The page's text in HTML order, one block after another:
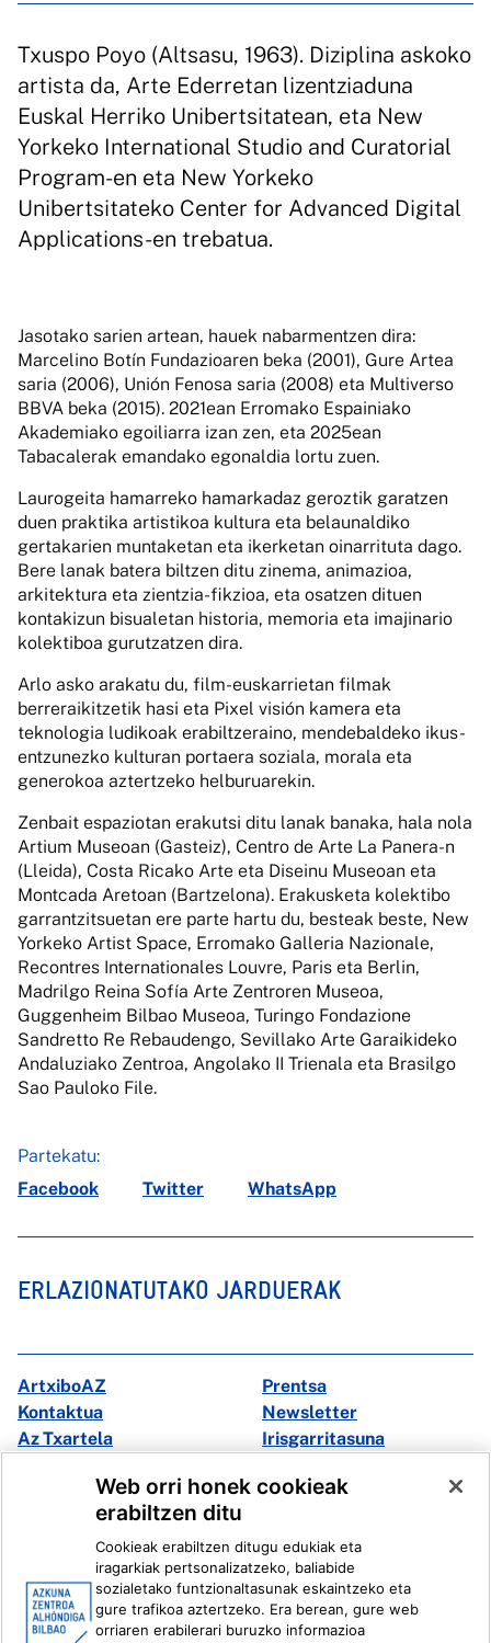
Txuspo Poyo (Altsasu, 1963). Diziplina askoko
artista da, Arte Ederretan lizentziaduna
Euskal Herriko Unibertsitatean, eta New
Yorkeko International Studio and Curatorial
Program-en eta New Yorkeko
Unibertsitateko Center for Advanced Digital
Applications-en trebatua.
Jasotako sarien artean, hauek nabarmentzen dira:
Marcelino Botín Fundazioaren beka (2001), Gure Artea
saria (2006), Unión Fenosa saria (2008) eta Multiverso
BBVA beka (2015). 2021ean Erromako Espainiako
Akademiako egoiliarra izan zen, eta 2025ean
Tabacalerak emandako egonaldia lortu zuen.
Laurogeita hamarreko hamarkadaz geroztik garatzen
duen praktika artistikoa kultura eta belaunaldiko
gertakarien muntaketan eta ikerketan oinarrituta dago.
Bere lanak batera biltzen ditu zinema, animazioa,
arkitektura eta zientzia-fikzioa, eta osatzen dituen
kontakizun bisualetan historia, memoria eta imajinario
kolektiboa gurutzatzen dira.
Arlo asko arakatu du, film-euskarrietan filmak
berreraikitzetik hasi eta Pixel visión kamera eta
teknologia ludikoak erabiltzeraino, mendebaldeko ikus-
entzunezko kulturan portaera soziala, morala eta
generokoa aztertzeko helburuarekin.
Zenbait espaziotan erakutsi ditu lanak banaka, hala nola
Artium Museoan (Gasteiz), Centro de Arte La Panera-n
(Lleida), Costa Ricako Arte eta Diseinu Museoan eta
Montcada Aretoan (Bartzelona). Erakusketa kolektibo
garrantzitsuetan ere parte hartu du, besteak beste, New
Yorkeko Artist Space, Erromako Galleria Nazionale,
Recontres Internationales Louvre, Paris eta Berlin,
Madrilgo Reina Sofía Arte Zentroren Museoa,
Guggenheim Bilbao Museoa, Turingo Fondazione
Sandretto Re Rebaudengo, Sevillako Arte Garaikideko
Andaluziako Zentroa, Angolako II Trienala eta Brasilgo
Sao Pauloko File.
Partekatu:
Facebook
Twitter WhatsApp
ERLAZIONATUTAKO JARDUERAK
ArtxiboAZ
Prentsa
Kontaktua
Newsletter
Az Txartela
Irisgarritasuna
Instagram
Youtube
Linkedin
Ivoox
Lege informazioa Barneko Informazio Sistema
Web orri honek cookieak
erabiltzen ditu
Cookieak erabiltzen ditugu edukiak eta
iragarkiak pertsonalizatzeko, baliabide
sozialetako funtzionaltasunak eskaintzeko eta
gure trafikoa aztertzeko. Era berean, gure web
orriaren erabilerari buruzko informazioa